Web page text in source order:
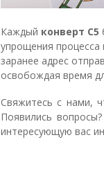
Каждый конверт С5
упрощения процесса
заранее адрес
освобождая время
Свяжитесь с нами,
Появились
интересующую вас